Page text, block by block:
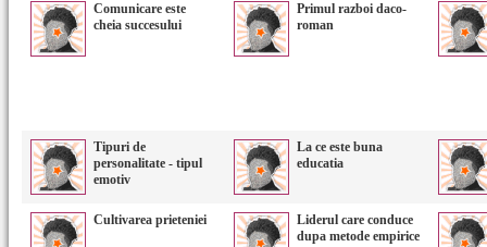
Comunicare este
cheia succesului
Primul razboi daco-
roman
Tipuri de
personalitate - tipul
emotiv
La ce este buna
educatia
Cultivarea prieteniei
Liderul care conduce
dupa metode empirice